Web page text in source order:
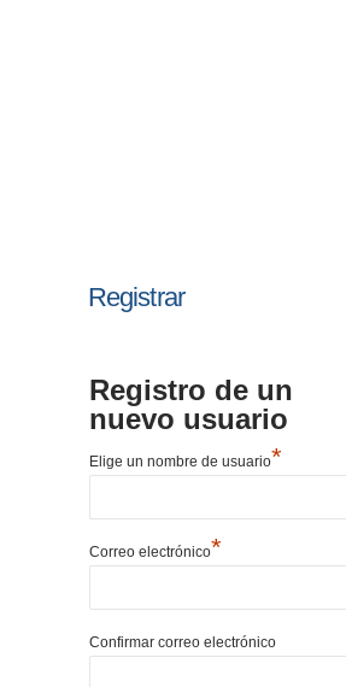
Registrar
Registro de un
nuevo usuario
Elige un nombre de usuario*
Correo electrónico*
Confirmar correo electrónico